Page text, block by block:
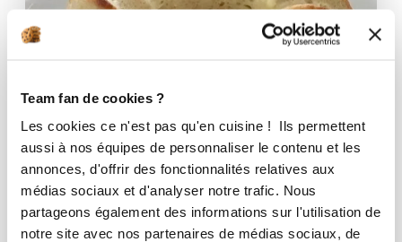
Team fan de cookies ?
Les cookies ce n'est pas qu'en cuisine ! Ils permettent
aussi à nos équipes de personnaliser le contenu et les
annonces, d'offrir des fonctionnalités relatives aux
médias sociaux et d'analyser notre trafic. Nous
partageons également des informations sur l'utilisation de
notre site avec nos partenaires de médias sociaux, de